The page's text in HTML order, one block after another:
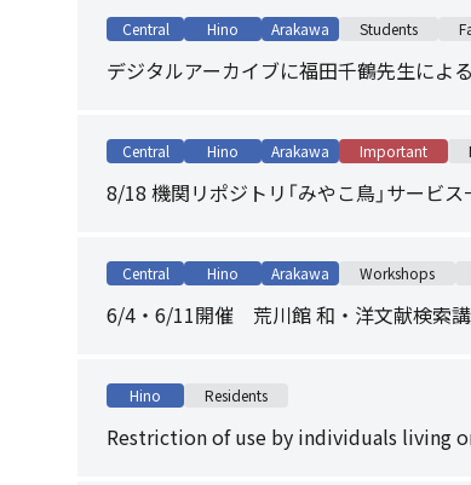
Central Hino Arakawa Students
デジタルアーカイブに福田千鶴先生によ
Central Hino Arakawa Important
8/18 機関リポジトリ「みやこ鳥」サービ
Central Hino Arakawa Workshops
6/4・6/11開催 荒川館 和・洋文献検索
Hino Residents
Restriction of use by individuals living